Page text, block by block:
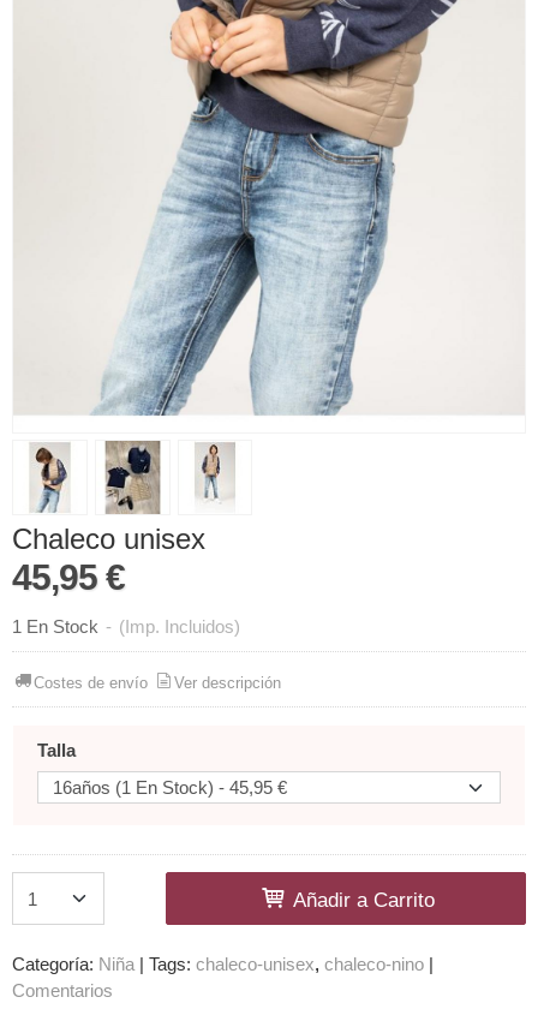
Chaleco unisex
45,95 €
1 En Stock - (Imp. Incluidos)
Costes de envío Ver descripción
Talla
Añadir a Carrito
Categoría: Niña | Tags: chaleco-unisex chaleco-nino |
Comentarios